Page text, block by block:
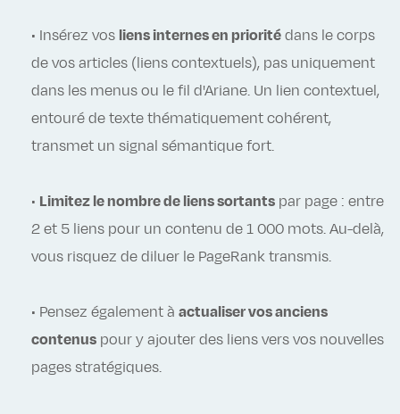
• Insérez vos liens internes en priorité dans le corps
de vos articles (liens contextuels), pas uniquement
dans les menus ou le fil d'Ariane. Un lien contextuel,
entouré de texte thématiquement cohérent,
transmet un signal sémantique fort.
• Limitez le nombre de liens sortants par page : entre
2 et 5 liens pour un contenu de 1 000 mots. Au-delà,
vous risquez de diluer le PageRank transmis.
• Pensez également à actualiser vos anciens
contenus pour y ajouter des liens vers vos nouvelles
pages stratégiques.